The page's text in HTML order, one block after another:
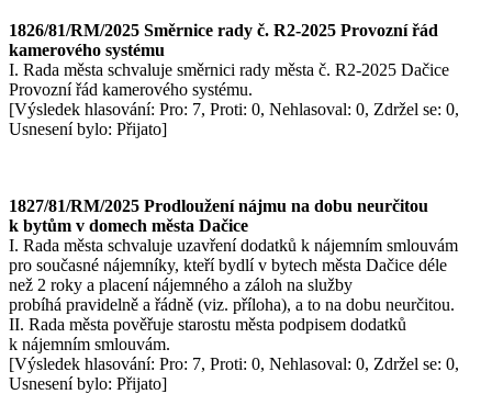
1826/81/RM/2025 Směrnice rady č. R2-2025 Provozní řád
kamerového systému
I. Rada města schvaluje směrnici rady města č. R2-2025 Dačice
Provozní řád kamerového systému.
[Výsledek hlasování: Pro: 7, Proti: 0, Nehlasoval: 0, Zdržel se: 0,
Usnesení bylo: Přijato]
1827/81/RM/2025 Prodloužení nájmu na dobu neurčitou
k bytům v domech města Dačice
I. Rada města schvaluje uzavření dodatků k nájemním smlouvám
pro současné nájemníky, kteří bydlí v bytech města Dačice déle
než 2 roky a placení nájemného a záloh na služby
probíhá pravidelně a řádně (viz. příloha), a to na dobu neurčitou.
II. Rada města pověřuje starostu města podpisem dodatků
k nájemním smlouvám.
[Výsledek hlasování: Pro: 7, Proti: 0, Nehlasoval: 0, Zdržel se: 0,
Usnesení bylo: Přijato]